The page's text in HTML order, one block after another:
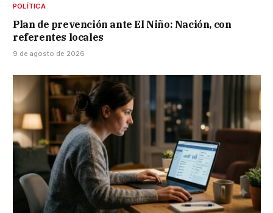
POLÍTICA
Plan de prevención ante El Niño: Nación, con
referentes locales
9 de agosto de 2026